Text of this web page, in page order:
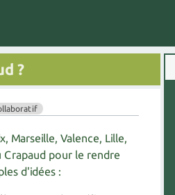
?
Marseille, Valence, Lille,
pour le rendre
d'idées :